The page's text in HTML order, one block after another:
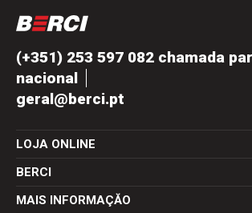
(+351) 253 597 082 chamada
nacional
geral@berci.pt
LOJA ONLINE
BERCI
MAIS INFORMAÇĂO